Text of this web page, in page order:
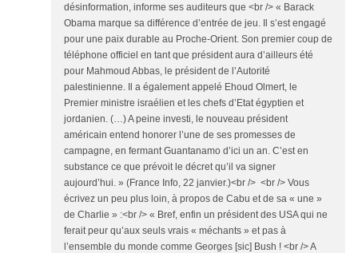
désinformation, informe ses auditeurs que <br /> « Barack
Obama marque sa différence d’entrée de jeu. Il s’est engagé
pour une paix durable au Proche-Orient. Son premier coup de
téléphone officiel en tant que président aura d’ailleurs été
pour Mahmoud Abbas, le président de l’Autorité
palestinienne. Il a également appelé Ehoud Olmert, le
Premier ministre israélien et les chefs d’Etat égyptien et
jordanien. (…) A peine investi, le nouveau président
américain entend honorer l’une de ses promesses de
campagne, en fermant Guantanamo d’ici un an. C’est en
substance ce que prévoit le décret qu’il va signer
aujourd’hui. » (France Info, 22 janvier.)<br /> <br /> Vous
écrivez un peu plus loin, à propos de Cabu et de sa « une »
de Charlie » :<br /> « Bref, enfin un président des USA qui ne
ferait peur qu’aux seuls vrais « méchants » et pas à
l’ensemble du monde comme Georges [sic] Bush ! <br /> A